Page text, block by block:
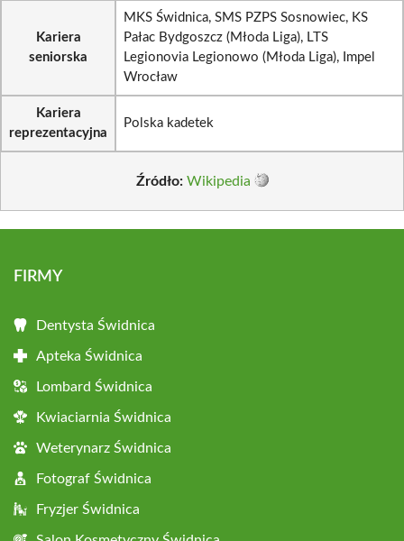
Kariera
seniorska
MKS Świdnica, SMS PZPS Sosnowiec, KS
Pałac Bydgoszcz (Młoda Liga), LTS
Legionovia Legionowo (Młoda Liga), Impel
Wrocław
Kariera
reprezentacyjna
Polska kadetek
Źródło: Wikipedia
FIRMY
Dentysta Świdnica
Apteka Świdnica
Lombard Świdnica
Kwiaciarnia Świdnica
Weterynarz Świdnica
Fotograf Świdnica
Fryzjer Świdnica